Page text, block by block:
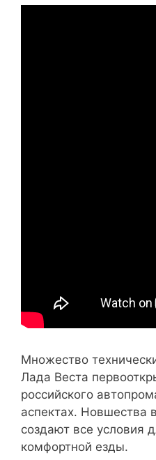
Множество
Лада Веста
российского
аспектах. Новшества
создают все условия
комфортной езды.